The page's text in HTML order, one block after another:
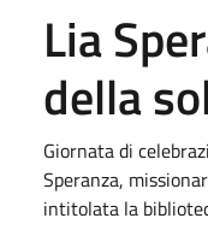
Lia
della
Giornata di
Speranza,
intitolata la